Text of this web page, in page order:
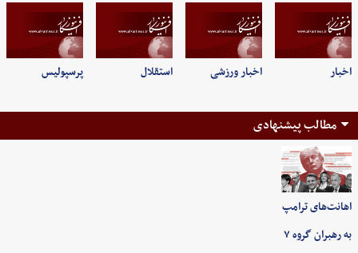
اخبار اخبار ورزشی استقلال پرسپولیس
مطالب پیشنهادی
اهانت‌های ترامپ
به رهبران گروه ۷